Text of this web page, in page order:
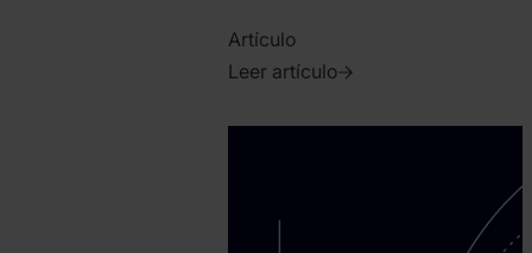
Artículo
Leer artículo